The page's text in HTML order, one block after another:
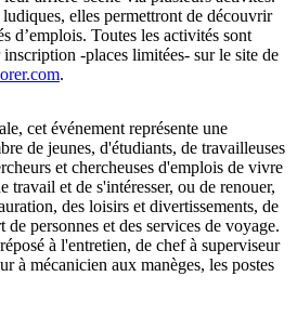
elles permettront de découvrir
d’emplois. Toutes les activités sont
-places limitées- sur le site de
.
cet événement représente une
de jeunes, d'étudiants, de travailleuses
et chercheuses d'emplois de vivre
travail et de s'intéresser, ou de renouer,
des loisirs et divertissements, de
personnes et des services de voyage.
à l'entretien, de chef à superviseur
à mécanicien aux manèges, les postes